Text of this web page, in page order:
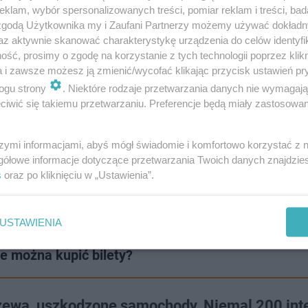
mu nawet 20 lat więzienia
ze swoją przestępczą działalnością, a decyzją
Zgodnie z aktualnymi przepisami młody mężczyzna
można kupić bilety?
wybór spersonalizowanych treści, pomiar reklam i treści,
Użytkownika my i Zaufani Partnerzy możemy używać
aktywnie skanować charakterystykę urządzenia do celów
prosimy o zgodę na korzystanie z tych technologii poprzez
i zawsze możesz ją zmienić/wycofać klikając przycisk ustawień
strony
. Niektóre rodzaje przetwarzania danych nie
się takiemu przetwarzaniu. Preferencje będą miały
informacjami, abyś mógł świadomie i komfortowo korzystać z
informacje dotyczące przetwarzania Twoich danych
oraz po kliknięciu w „Ustawienia”.
USTAWIENIA